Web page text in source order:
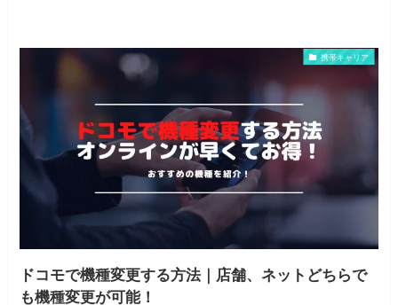
携帯キャリア
ドコモで機種変更する方法｜店舗、ネットどちらで
も機種変更が可能！